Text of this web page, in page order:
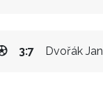
Dvořák Jan
3:7